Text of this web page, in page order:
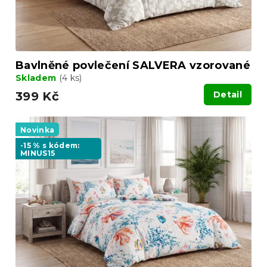
Bavlněné povlečení SALVERA vzorované
Skladem (4 ks)
399 Kč Detail
Novinka
-15 % s kódem:
MINUS15